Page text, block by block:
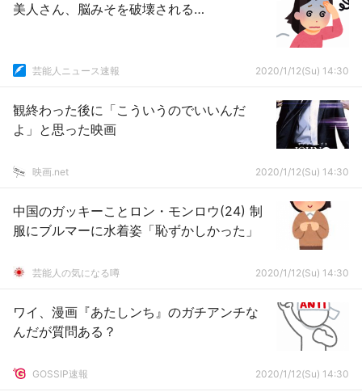
美人さん、脳みそを破壊される…
芸能人ニュース速報 2020/1/12(Su) 14:30
観終わった後に「こういうのでいいんだ
よ」と思った映画
映画.net 2020/1/12(Su) 14:30
中国のガッキーことロン・モンロウ(24) 制
服にブルマーに水着姿「恥ずかしかった」
芸能人の気になる噂 2020/1/12(Su) 14:30
ワイ、漫画『あたしンち』のガチアンチな
んだが質問ある？
GOSSIP速報 2020/1/12(Su) 14:30